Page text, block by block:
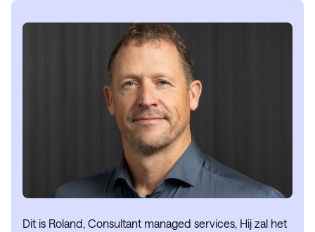
Dit is Roland, Consultant managed services, Hij zal het